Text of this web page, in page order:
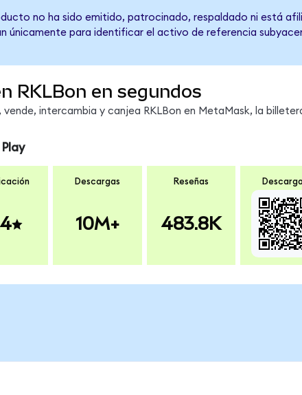
no ha sido emitido, patrocinado, respaldado ni está
únicamente para identificar el activo de referencia
RKLBon en segundos
vende, intercambia y canjea RKLBon en MetaMask, la
Descargas
10M+
Reseñas
483.8K